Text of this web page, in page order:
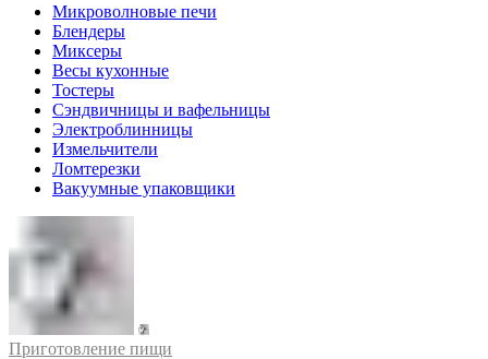
Микроволновые печи
Блендеры
Миксеры
Весы кухонные
Тостеры
Сэндвичницы и вафельницы
Электроблинницы
Измельчители
Ломтерезки
Вакуумные упаковщики
Приготовление пищи